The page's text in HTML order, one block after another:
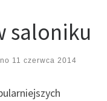
saloniku
11 czerwca 2014